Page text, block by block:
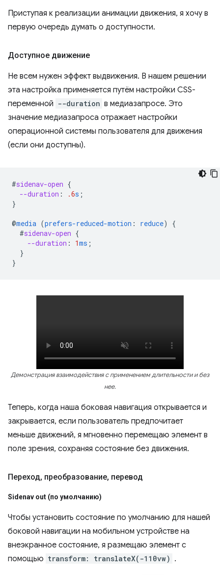
Приступая к реализации анимации движения, я хочу в
первую очередь думать о доступности.
Доступное движение
Не всем нужен эффект выдвижения. В нашем решении
эта настройка применяется путём настройки CSS-
переменной --duration в медиазапросе. Это
значение медиазапроса отражает настройки
операционной системы пользователя для движения
(если они доступны).
#sidenav-open {
--duration : .6s ;
}
@media (prefers-reduced-motion : reduce)
{
#sidenav-open {
--duration : 1ms ;
}
}
Демонстрация взаимодействия с применением длительности и без
нее.
Теперь, когда наша боковая навигация открывается и
закрывается, если пользователь предпочитает
меньше движений, я мгновенно перемещаю элемент в
поле зрения, сохраняя состояние без движения.
Переход, преобразование, перевод
Sidenav out (по умолчанию)
Чтобы установить состояние по умолчанию для нашей
боковой навигации на мобильном устройстве на
внеэкранное состояние, я размещаю элемент с
помощью transform: translateX(-110vw) .